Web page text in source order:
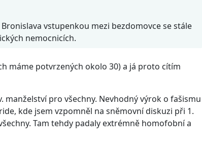
vstupenkou mezi bezdomovce se stále
nemocnicích.
máme potvrzených okolo 30) a já proto cítím
pro všechny. Nevhodný výrok o fašismu
kde jsem vzpomněl na sněmovní diskuzi při 1.
Tam tehdy padaly extrémně homofobní a